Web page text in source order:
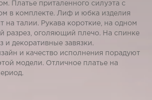
Платье приталенного силуэта с
в комплекте. Лиф и юбка изделия
на талии. Рукава короткие, на одном
разрез, оголяющий плечо. На спинке
и декоративные завязки.
и качество исполнения порадуют
модели. Отличное платье на